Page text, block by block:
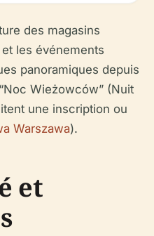
des magasins
les événements
panoramiques depuis
Wieżowców” (Nuit
une inscription ou
Warszawa).
et